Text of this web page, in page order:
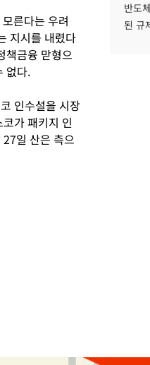
른다는 우려
지시를 내렸다
책금융 맏형으
없다.
인수설을 시장
가 패키지 인
일 산은 측으
반도
된 규